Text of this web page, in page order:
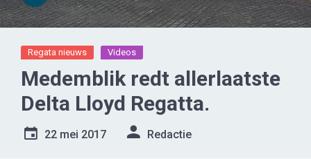
Regata nieuws Videos
Medemblik redt allerlaatste
Delta Lloyd Regatta.
22 mei 2017 Redactie